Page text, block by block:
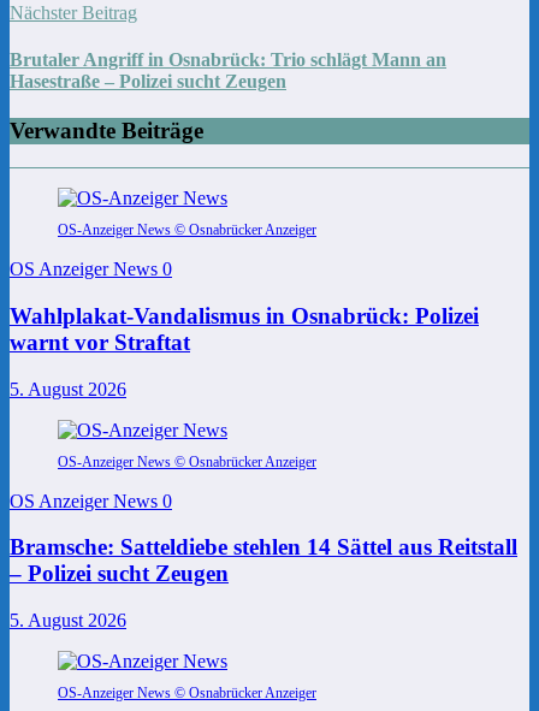
Nächster Beitrag
Brutaler Angriff in Osnabrück: Trio schlägt Mann an
Hasestraße – Polizei sucht Zeugen
Verwandte Beiträge
OS-Anzeiger News © Osnabrücker Anzeiger
OS Anzeiger News 0
Wahlplakat-Vandalismus in Osnabrück: Polizei
warnt vor Straftat
5. August 2026
OS-Anzeiger News © Osnabrücker Anzeiger
OS Anzeiger News 0
Bramsche: Satteldiebe stehlen 14 Sättel aus Reitstall
– Polizei sucht Zeugen
5. August 2026
OS-Anzeiger News © Osnabrücker Anzeiger